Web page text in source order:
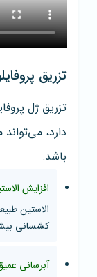
تزریق
تزریق ژل
دارد،
باشد:
افزایش
الاستین
کشسانی
آبرسانی